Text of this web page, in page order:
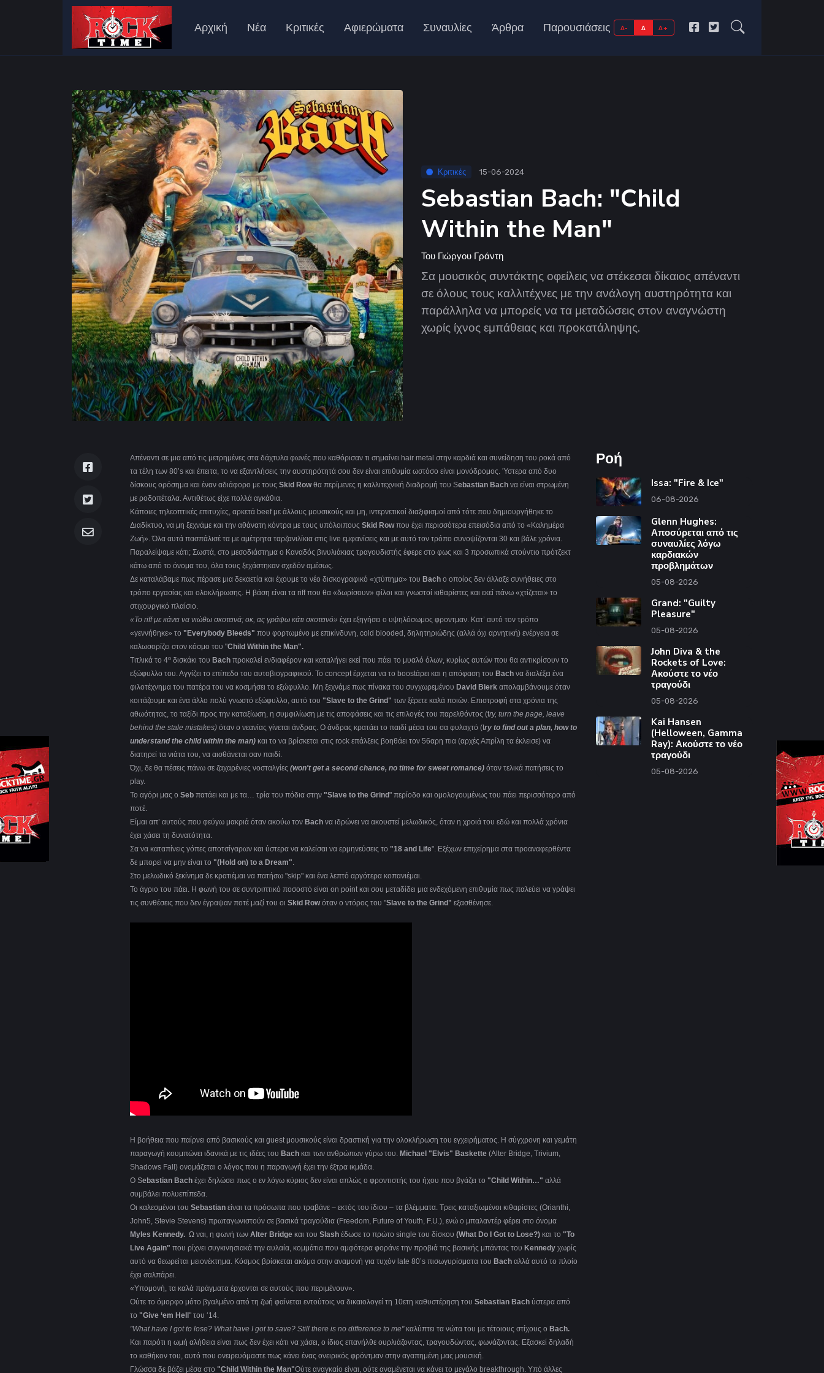
Αρχική Νέα Κριτικές Αφιερώματα Συναυλίες Άρθρα Παρουσιάσεις A- A A+
Κριτικές 15-06-2024
Sebastian Bach: "Child
Within the Man"
Του Γιώργου Γράντη
Σα μουσικός συντάκτης οφείλεις να στέκεσαι δίκαιος απέναντι
σε όλους τους καλλιτέχνες με την ανάλογη αυστηρότητα και
παράλληλα να μπορείς να τα μεταδώσεις στον αναγνώστη
χωρίς ίχνος εμπάθειας και προκατάληψης.
Απέναντι σε μια από τις μετρημένες στα δάχτυλα φωνές που καθόρισαν τι σημαίνει hair metal στην καρδιά και συνείδηση του ροκά από
τα τέλη των 80’s και έπειτα, το να εξαντλήσεις την αυστηρότητά σου δεν είναι επιθυμία ωστόσο είναι μονόδρομος. Ύστερα από δυο
δίσκους ορόσημα και έναν αδιάφορο με τους Skid Rowθα περίμενες η καλλιτεχνική διαδρομή του Sebastian Bach να είναι στρωμένη
με ροδοπέταλα. Αντιθέτως είχε πολλά αγκάθια.
Κάποιες τηλεοπτικές επιτυχίες, αρκετά beef με άλλους μουσικούς και μη, ιντερνετικοί διαξιφισμοί από τότε που δημιουργήθηκε το
Διαδίκτυο, να μη ξεχνάμε και την αθάνατη κόντρα με τους υπόλοιπους Skid Rowπου έχει περισσότερα επεισόδια από το «Καλημέρα
Ζωή». Όλα αυτά πασπάλισέ τα με αμέτρητα ταρζανιλίκια στις live εμφανίσεις και με αυτό τον τρόπο συνοψίζονται 30 και βάλε χρόνια.
Παραλείψαμε κάτι; Σωστά, στο μεσοδιάστημα ο Καναδός βινυλιάκιας τραγουδιστής έφερε στο φως και 3 προσωπικά στούντιο πρότζεκτ
κάτω από το όνομα του, όλα τους ξεχάστηκαν σχεδόν αμέσως.
Δε καταλάβαμε πως πέρασε μια δεκαετία και έχουμε το νέο δισκογραφικό «χτύπημα» του Bach ο οποίος δεν άλλαξε συνήθειες στο
τρόπο εργασίας και ολοκλήρωσης. Η βάση είναι τα riff που θα «δωρίσουν» φίλοι και γνωστοί κιθαρίστες και εκεί πάνω «χτίζεται» το
στιχουργικό πλαίσιο.
«Το riff με κάνει να νιώθω σκοτεινά; οκ, ας γράψω κάτι σκοτεινό» έχει εξηγήσει ο υψηλόσωμος φροντμαν. Κατ’ αυτό τον τρόπο
«γεννήθηκε» το "Everybody Bleeds" που φορτωμένο με επικίνδυνη, cold blooded, δηλητηριώδης (αλλά όχι αρνητική) ενέργεια σε
καλωσορίζει στον κόσμο του "Child Within the Man".
Τιτλικά το 4ο δισκάκι του Bach προκαλεί ενδιαφέρον και καταλήγει εκεί που πάει το μυαλό όλων, κυρίως αυτών που θα αντικρίσουν το
εξώφυλλο του. Αγγίζει το επίπεδο του αυτοβιογραφικού. Το concept έρχεται να το boostάρει και η απόφαση του Bach να διαλέξει ένα
φιλοτέχνημα του πατέρα του να κοσμήσει το εξώφυλλο. Μη ξεχνάμε πως πίνακα του συγχωρεμένου David Bierk απολαμβάνουμε όταν
κοιτάζουμε και ένα άλλο πολύ γνωστό εξώφυλλο, αυτό του "Slave to the Grind" των ξέρετε καλά ποιών. Επιστροφή στα χρόνια της
αθωότητας, το ταξίδι προς την καταξίωση, η συμφιλίωση με τις αποφάσεις και τις επιλογές του παρελθόντος (try, turn the page, leave
behind the stale mistakes) όταν ο νεανίας γίνεται άνδρας. Ο άνδρας κρατάει το παιδί μέσα του σα φυλαχτό (try to find out a plan, how to
understand the child within the man) και το να βρίσκεται στις rock επάλξεις βοηθάει τον 56αρη πια (αρχές Απρίλη τα έκλεισε) να
διατηρεί τα νιάτα του, να αισθάνεται σαν παιδί.
Όχι, δε θα πέσεις πάνω σε ζαχαρένιες νοσταλγίες (won't get a second chance, no time for sweet romance) όταν τελικά πατήσεις το
play.
Το αγόρι μας ο Seb πατάει και με τα… τρία του πόδια στην "Slave to the Grind" περίοδο και ομολογουμένως του πάει περισσότερο από
ποτέ.
Είμαι απ’ αυτούς που φεύγω μακριά όταν ακούω τον Bach να ιδρώνει να ακουστεί μελωδικός, όταν η χροιά του εδώ και πολλά χρόνια
έχει χάσει τη δυνατότητα.
Σα να καταπίνεις γόπες αποτσίγαρων και ύστερα να καλείσαι να ερμηνεύσεις το "18 and Life". Εξέχων επιχείρημα στα προαναφερθέντα
δε μπορεί να μην είναι το "(Hold on) to a Dream".
Στο μελωδικό ξεκίνημα δε κρατιέμαι να πατήσω "skip" και ένα λεπτό αργότερα κοπανιέμαι.
Το άγριο του πάει. Η φωνή του σε συντριπτικό ποσοστό είναι on point και σου μεταδίδει μια ενδεχόμενη επιθυμία πως παλεύει να γράψει
τις συνθέσεις που δεν έγραψαν ποτέ μαζί του οι Skid Rowόταν ο ντόρος του "Slave to the Grind" εξασθένησε.
Η βοήθεια που παίρνει από βασικούς και guest μουσικούς είναι δραστική για την ολοκλήρωση του εγχειρήματος. Η σύγχρονη και γεμάτη
παραγωγή κουμπώνει ιδανικά με τις ιδέες του Bach και των ανθρώπων γύρω του. Michael "Elvis" Baskette (Alter Bridge, Trivium,
Shadows Fall) ονομάζεται ο λόγος που η παραγωγή έχει την έξτρα ικμάδα.
Ο Sebastian Bach έχει δηλώσει πως ο εν λόγω κύριος δεν είναι απλώς ο φροντιστής του ήχου που βγάζει το "Child Within…" αλλά
συμβάλει πολυεπίπεδα.
Οι καλεσμένοι του Sebastian είναι τα πρόσωπα που τραβάνε – εκτός του ίδιου – τα βλέμματα. Τρεις καταξιωμένοι κιθαρίστες (Orianthi,
John5, Stevie Stevens) πρωταγωνιστούν σε βασικά τραγούδια (Freedom, Future of Youth, F.U.), ενώ ο μπαλαντέρ φέρει στο όνομα
Myles Kennedy. Ω ναι, η φωνή των Alter Bridge και του Slash έδωσε το πρώτο single του δίσκου (What Do I Got to Lose?) και το "To
Live Again" που ρίχνει συγκινησιακά την αυλαία, κομμάτια που αμφότερα φοράνε την προβιά της βασικής μπάντας του Kennedy χωρίς
αυτό να θεωρείται μειονέκτημα. Κόσμος βρίσκεται ακόμα στην αναμονή για τυχόν late 80’s πισωγυρίσματα του Bach αλλά αυτό το πλοίο
έχει σαλπάρει.
«Υπομονή, τα καλά πράγματα έρχονται σε αυτούς που περιμένουν».
Ούτε το όμορφο μότο βγαλμένο από τη ζωή φαίνεται εντούτοις να δικαιολογεί τη 10ετη καθυστέρηση του Sebastian Bach ύστερα από
το "Give ‘em Hell " του ‘14.
"What have I got to lose? What have I got to save? Still there is no difference to me"καλύπτει τα νώτα του με τέτοιους στίχους ο Bach.
Και παρότι η ωμή αλήθεια είναι πως δεν έχει κάτι να χάσει, ο ίδιος επανήλθε ουρλιάζοντας, τραγουδώντας, φωνάζοντας. Εξασκεί δηλαδή
το καθήκον του, αυτό που ονειρευόμαστε πως κάνει ένας ονειρικός φρόντμαν στην αγαπημένη μας μουσική.
Γλώσσα δε βάζει μέσα στο "Child Within the Man"Ούτε αναγκαίο είναι, ούτε αναμένεται να κάνει το μεγάλο breakthrough. Υπό άλλες
Ροή
Issa: "Fire & Ice"
06-08-2026
Glenn Hughes:
Αποσύρεται από τις
συναυλίες λόγω
καρδιακών
προβλημάτων
05-08-2026
Grand: "Guilty
Pleasure"
05-08-2026
John Diva & the
Rockets of Love:
Ακούστε το νέο
τραγούδι
05-08-2026
Kai Hansen
(Helloween, Gamma
Ray): Ακούστε το νέο
τραγούδι
05-08-2026